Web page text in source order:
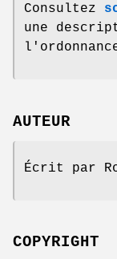
Consultez
une
AUTEUR
Écrit par
COPYRIGHT